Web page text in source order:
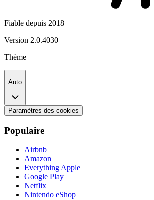
Fiable depuis 2018
Version 2.0.4030
Thème
Auto
Paramètres des cookies
Populaire
Airbnb
Amazon
Everything Apple
Google Play
Netflix
Nintendo eShop